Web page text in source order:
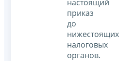
настоящий
приказ
до
нижестоящих
налоговых
органов.